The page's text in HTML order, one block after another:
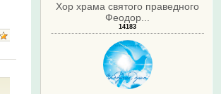
Хор храма святого праведного
Феодор...
14183